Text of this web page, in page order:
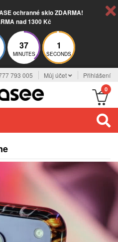
ochranné sklo ZDARMA!
nad 1300 Kč
37
MINUTES
0
SECONDS
793 005 Můj účet Přihlášení
0